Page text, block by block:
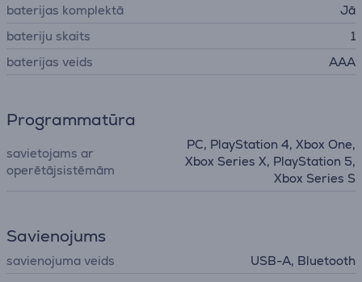
baterijas komplektā
Jā
bateriju skaits
1
baterijas veids
AAA
Programmatūra
savietojams ar
operētājsistēmām
PC, PlayStation 4, Xbox One,
Xbox Series X, PlayStation 5,
Xbox Series S
Savienojums
savienojuma veids
USB-A, Bluetooth